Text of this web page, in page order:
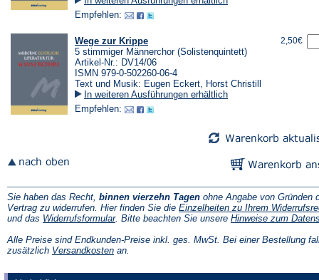
Empfehlen:
Wege zur Krippe
5 stimmiger Männerchor (Solistenquintett)
Artikel-Nr.: DV14/06
ISMN 979-0-502260-06-4
Text und Musik: Eugen Eckert, Horst Christill
In weiteren Ausführungen erhältlich
Empfehlen:
2,50€
Sie haben das Recht, binnen vierzehn Tagen ohne Angabe von Gründen
Vertrag zu widerrufen. Hier finden Sie die Einzelheiten zu Ihrem
und das Widerrufsformular(Öffnet
einem
neuen
. Bitte beachten Sie unsere Hinweise zum
Alle Preise sind Endkunden-Preise inkl. ges. MwSt. Bei einer Bestellung
zusätzlich Versandkosten(Öffnet
an.